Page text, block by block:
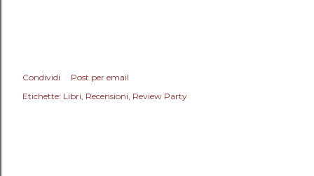
Condividi
Post per email
Etichette: Libri Recensioni Review Party